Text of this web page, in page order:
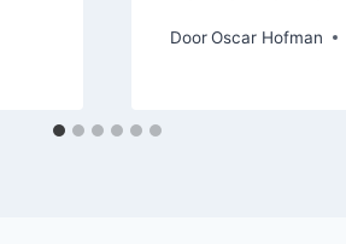
DoorOscar Hofman